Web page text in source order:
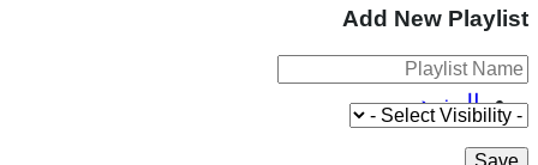
المزيد
Add New Playlist